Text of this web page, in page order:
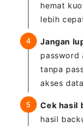
hemat
lebih
Jangan
password
tanpa
akses
Cek hasil
hasil